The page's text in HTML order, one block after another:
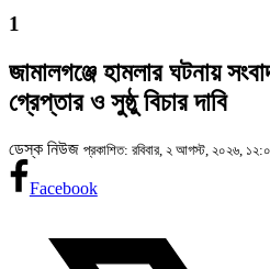
1
জামালগঞ্জে হামলার ঘটনায়
গ্রেপ্তার ও সুষ্ঠু বিচার দাবি
ডেস্ক নিউজ প্রকাশিত: রবিবার, ২ আগস্ট, ২০২৬,
Facebook